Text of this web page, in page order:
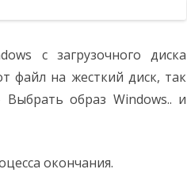
c загрузочного диска
файл на жесткий диск, так
образ Windows.. и
окончания.